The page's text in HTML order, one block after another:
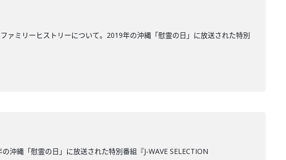
ァミリーヒストリーについて。2019年の沖縄「慰霊の日」に放送された特別
沖縄「慰霊の日」に放送された特別番組『J-WAVE SELECTION